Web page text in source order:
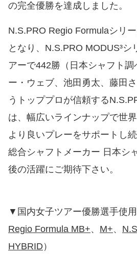
の完全優勝を達成しました。
N.S.PRO Regio Formulaシリ
となり、N.S.PRO MODUS³シ
アーで442勝（日本シャフト調
ー・ウェブ、池田勇太、藤田
うトッププロが信頼する
は、幅広いラインナップで世
より良いプレーをサポートし続
総合シャフトメーカー 日本シ
後の活躍にご期待下さい。
▼国内女子ツアー優勝選手使
Regio Formula MB+、 M+、
HYBRID ）